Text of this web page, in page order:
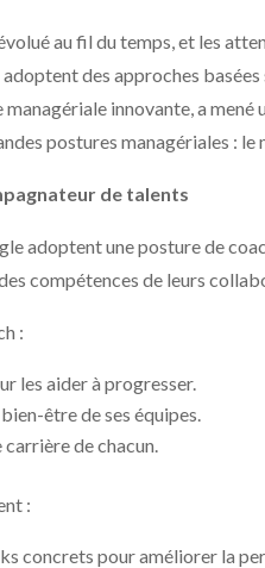
au fil du temps, et les
des approches
innovante, a
postures managériales : le
de talents
adoptent une posture de
compétences de leurs
:
les aider à progresser.
être de ses équipes.
de chacun.
:
concrets pour améliorer la